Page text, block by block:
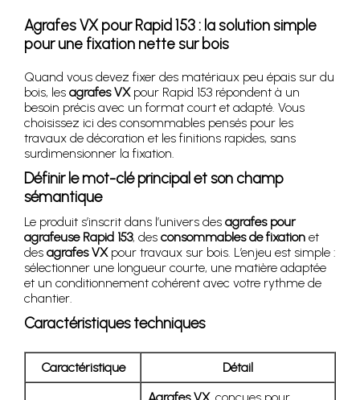
Agrafes VX pour Rapid 153 : la solution simple
pour une fixation nette sur bois
Quand vous devez fixer des matériaux peu épais sur du
bois, les agrafes VXpour Rapid 153 répondent à un
besoin précis avec un format court et adapté. Vous
choisissez ici des consommables pensés pour les
travaux de décoration et les finitions rapides, sans
surdimensionner la fixation.
Définir le mot-clé principal et son champ
sémantique
Le produit s’inscrit dans l’univers des agrafes pour
agrafeuse Rapid 153, des consommables de fixation et
des agrafes VXpour travaux sur bois. L’enjeu est simple :
sélectionner une longueur courte, une matière adaptée
et un conditionnement cohérent avec votre rythme de
chantier.
Caractéristiques techniques
Caractéristique Détail